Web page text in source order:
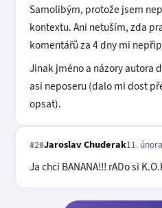
Samolibým, protože jsem
kontextu. Ani netuším, zda
komentářů za 4 dny mi
Jinak jméno a názory autora
asi neposeru (dalo mi dost
opsat).
#20Jaroslav Chuderak11.
Ja chci BANANA!!! rADo si